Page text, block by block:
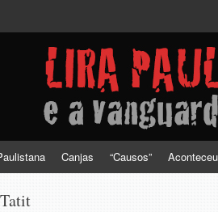
a vanguarda
Canjas “Causos”